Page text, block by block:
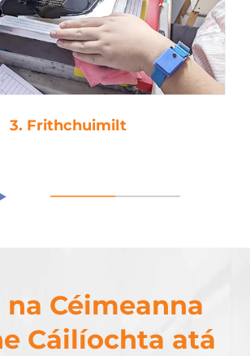
3. Frithchuimilt
na Céimeanna
Cáilíochta atá